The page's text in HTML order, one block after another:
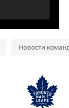
Новости